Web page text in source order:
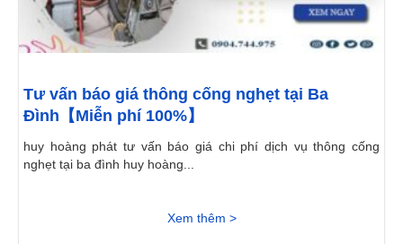
Tư vấn báo giá thông cống nghẹt tại Ba
Đình【Miễn phí 100%】
huy hoàng phát tư vấn báo giá chi phí dịch vụ thông cống
nghẹt tại ba đình huy hoàng...
Xem thêm >